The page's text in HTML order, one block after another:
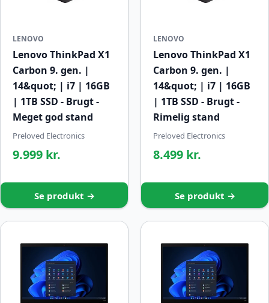
LENOVO
Lenovo ThinkPad X1
Carbon 9. gen. |
14&quot; | i7 | 16GB
| 1TB SSD - Brugt -
Meget god stand
Preloved Electronics
9.999 kr.
Se produkt →
LENOVO
Lenovo ThinkPad X1
Carbon 9. gen. |
14&quot; | i7 | 16GB
| 1TB SSD - Brugt -
Rimelig stand
Preloved Electronics
8.499 kr.
Se produkt →